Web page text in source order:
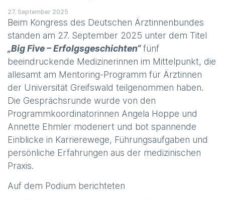
27. September 2025
Beim Kongress des Deutschen Ärztinnenbundes
standen am 27. September 2025 unter dem Titel
„Big Five – Erfolgsgeschichten“fünf
beeindruckende Medizinerinnen im Mittelpunkt, die
allesamt am Mentoring-Programm für Ärztinnen
der Universität Greifswald teilgenommen haben.
Die Gesprächsrunde wurde von den
Programmkoordinatorinnen Angela Hoppe und
Annette Ehmler moderiert und bot spannende
Einblicke in Karrierewege, Führungsaufgaben und
persönliche Erfahrungen aus der medizinischen
Praxis.
Auf dem Podium berichteten